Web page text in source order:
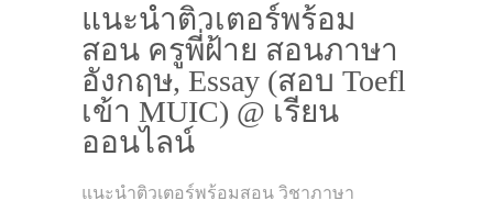
แนะนำติวเตอร์พร้อม
สอน ครูพี่ฝ้าย สอนภาษา
อังกฤษ, Essay (สอบ Toefl
เข้า MUIC) @ เรียน
ออนไลน์
แนะนำติวเตอร์พร้อมสอน วิชาภาษา